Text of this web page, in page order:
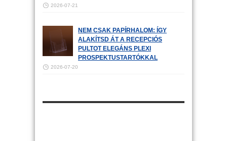
2026-07-21
NEM CSAK PAPÍRHALOM: ÍGY
ALAKÍTSD ÁT A RECEPCIÓS
PULTOT ELEGÁNS PLEXI
PROSPEKTUSTARTÓKKAL
2026-07-20